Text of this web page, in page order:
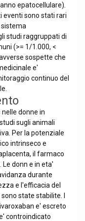
epatocellulare).
eventi sono stati rari
sistema
studi raggruppati di
(>= 1/1.000, <
sospette che
e'
continuo del
donne in
sugli animali
Per la potenziale
intrinseco e
il farmaco
donn e in eta'
durante
e l'efficacia del
state stabilite. I
e' escreto
controindicato